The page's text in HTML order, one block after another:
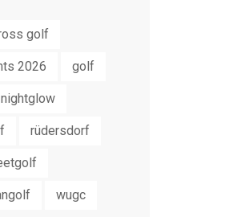
golf
2026 golf
nightglow
rüdersdorf
wugc